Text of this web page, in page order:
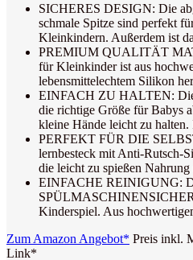
SICHERES DESIGN: Die
schmale Spitze sind perfekt
Kleinkindern. Außerdem ist
PREMIUM QUALITÄT
für Kleinkinder ist aus
lebensmittelechtem Silikon
EINFACH ZU HALTEN: Die
die richtige Größe für Babys
kleine Hände leicht zu halten.
PERFEKT FÜR DIE
lernbesteck mit Anti-Rutsch-
die leicht zu spießen
EINFACHE REINIGUNG:
Kinderspiel. Aus
Zum Amazon Angebot* Preis inkl.
Link*